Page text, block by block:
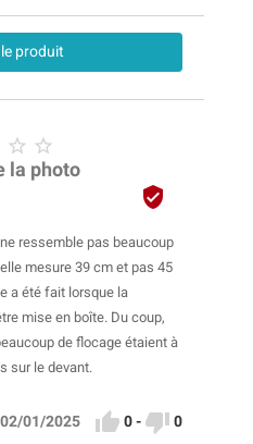
produit
 
la photo

ressemble pas beaucoup
mesure 39 cm et pas 45
a été fait lorsque la
mise en boîte. Du coup,
de flocage étaient à
sur le devant.
01/2025  0-  0